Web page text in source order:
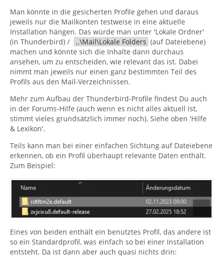
Man könnte in die gesicherten Profile gehen und daraus
jeweils nur die Mailkonten testweise in eine aktuelle
Installation hängen. Das würde man unter 'Lokale Ordner'
(in Thunderbird) /
..\Mail\Lokale Folders (auf Dateiebene)
machen und könnte sich die Inhalte dann durchaus
ansehen, um zu entscheiden, wie relevant das ist. Dabei
nimmt man jeweils nur einen ganz bestimmten Teil des
Profils aus den Mail-Verzeichnissen.
Mehr zum Aufbau der Thunderbird-Profile findest Du auch
in der Forums-Hilfe (auch wenn es nicht alles aktuell ist,
stimmt vieles grundsätzlich immer noch). Siehe oben 'Hilfe
& Lexikon'.
Teils kann man bei einer einfachen Sichtung auf Dateiebene
erkennen, ob ein Profil überhaupt relevante Daten enthält.
Zum Beispiel:
Eines von beiden enthält ein benutztes Profil, das andere ist
so ein Standardprofil, was einfach so bei einer Installation
entsteht. Da ist dann aber auch quasi nichts drin: